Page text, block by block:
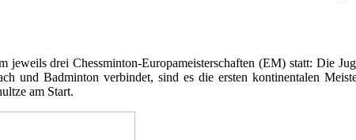
drei Chessminton-Europameisterschaften (EM) statt: Die
und Badminton verbindet, sind es die ersten kontinentalen
am Start.